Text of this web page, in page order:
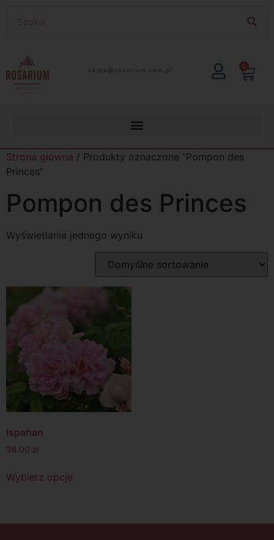
lp.moc.muirasor@pelks 0
Strona główna / Produkty oznaczone “Pompon des
Princes”
Pompon des Princes
Wyświetlanie jednego wyniku
Ispahan
38.00 zł
Wybierz opcje